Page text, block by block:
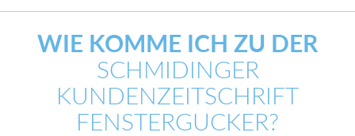
WIE KOMME ICH ZU DER
SCHMIDINGER
KUNDENZEITSCHRIFT
FENSTERGUCKER?